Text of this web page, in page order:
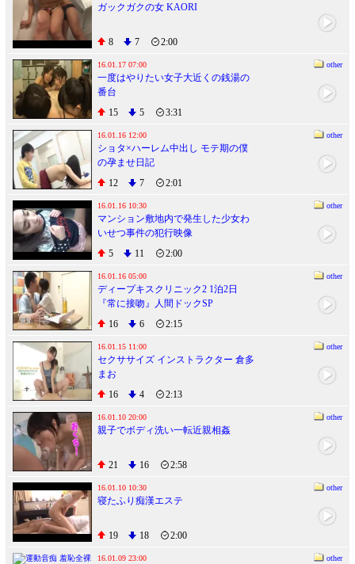
ガックガクの女 KAORI
8 7 2:00
16.01.17 07:00 other
一度はやりたい女子大近くの銭湯の
番台
15
5 3:31
16.01.16 12:00 other
ショタ×ハーレム中出し モテ期の僕
の孕ませ日記
12
7 2:01
16.01.16 10:30 other
マンション敷地内で発生した少女わ
いせつ事件の犯行映像
5
11 2:00
16.01.16 05:00 other
ディープキスクリニック2 1泊2日
『常に接吻』人間ドックSP
16
6 2:15
16.01.15 11:00 other
セクササイズ インストラクター 倉多
まお
16
4 2:13
16.01.10 20:00 other
親子でボディ洗い一転近親相姦
21 16 2:58
16.01.10 10:30 other
寝たふり痴漢エステ
19 18 2:00
16.01.09 23:00 other